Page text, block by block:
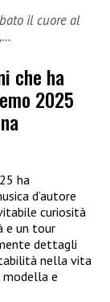
il cuore al
che ha
2025
ha
d’autore
curiosità
e un tour
dettagli
nella vita
e